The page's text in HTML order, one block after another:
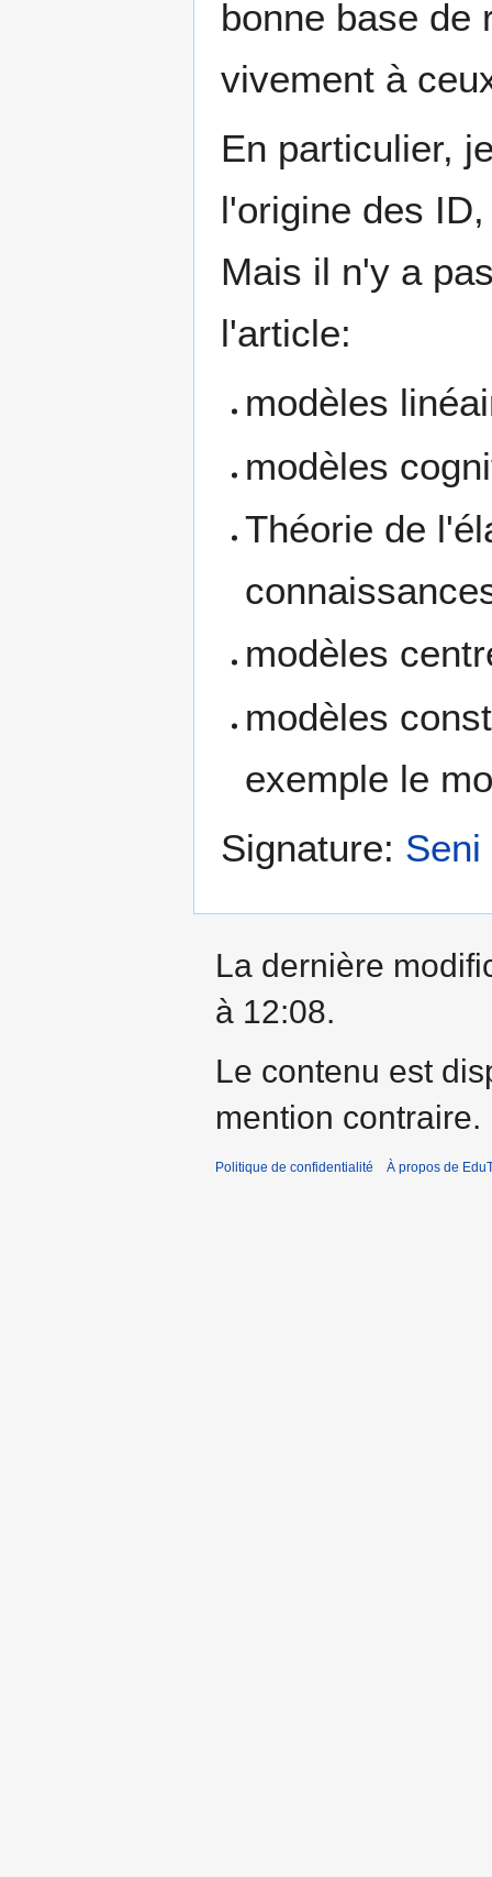
bonne base de
vivement à
En particulier,
l'origine des
Mais il n'y a
l'article:
modèles
modèles
Théorie de
modèles
modèles
exemple le
Signature: Seni
La dernière
à 12:08.
Le contenu est
mention contraire.
Politique de confidentialité À propos de